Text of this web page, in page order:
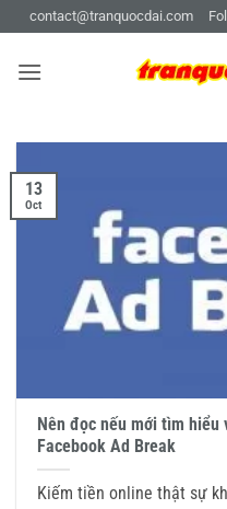
content
contact@tranquocdai.com
Nên đọc nếu mới tìm
Facebook Ad Break
Kiếm tiền online thật sự
13
Oct